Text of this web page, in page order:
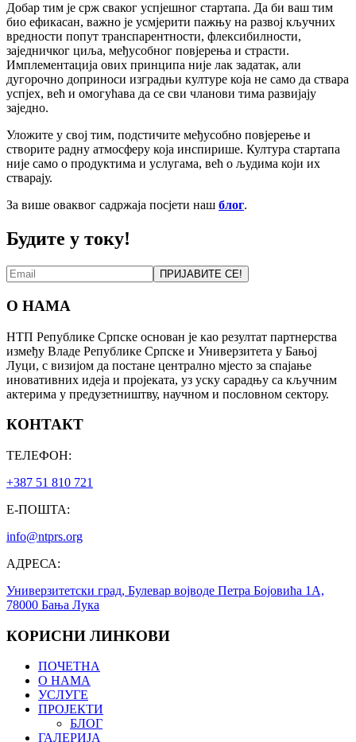
Добар тим је срж сваког успјешног стартапа. Да би ваш тим
био ефикасан, важно је усмјерити пажњу на развој кључних
вредности попут транспарентности, флексибилности,
заједничког циља, међусобног повјерења и страсти.
Имплементација ових принципа није лак задатак, али
дугорочно доприноси изградњи културе која не само да ствара
успјех, већ и омогућава да се сви чланови тима развијају
заједно.
Уложите у свој тим, подстичите међусобно повјерење и
створите радну атмосферу која инспирише. Култура стартапа
није само о продуктима и услугама, већ о људима који их
стварају.
За више оваквог садржаја посјети наш блог.
Будите у току!
ПРИЈАВИТЕ СЕ!
О НАМА
НТП Републике Српске основан је као резултат партнерства
између Владе Републике Српске и Универзитета у Бањој
Луци, с визијом да постане централно мјесто за спајање
иновативних идеја и пројеката, уз уску сарадњу са кључним
актерима у предузетништву, научном и пословном сектору.
КОНТАКТ
ТЕЛЕФОН:
+387 51 810 721
Е-ПОШТА:
info@ntprs.org
АДРЕСА:
Универзитетски град, Булевар војводе Петра Бојовића 1А,
78000 Бања Лука
КОРИСНИ ЛИНКОВИ
ПОЧЕТНА
О НАМА
УСЛУГЕ
ПРОЈЕКТИ
БЛОГ
ГАЛЕРИЈА